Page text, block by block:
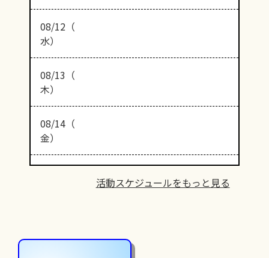
08/12（
水）
08/13（
木）
08/14（
金）
活動スケジュールをもっと見る